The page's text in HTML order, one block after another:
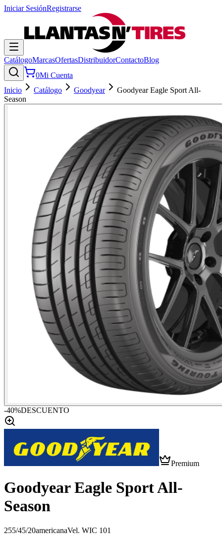
Iniciar SesiónRegistrarse
CatálogoMarcasOfertasDistribuidorContactoBlog
0Mi Cuenta
Inicio
Catálogo Goodyear
Goodyear Eagle Sport All-
Season
-40%DESCUENTO
Premium
Goodyear Eagle Sport All-
Season
255/45/20americanaVel. WIC 101